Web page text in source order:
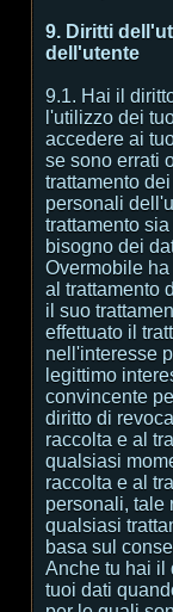
9. Diritti
dell'utente
9.1. Hai il
l'utilizzo dei
accedere ai
se sono errati
trattamento
personali
trattamento
bisogno dei
Overmobile
al trattamento
il suo
effettuato il
nell'interesse
legittimo
convincente
diritto di
raccolta e al
qualsiasi
raccolta e al
personali, tale
qualsiasi
basa sul
Anche tu hai il
tuoi dati